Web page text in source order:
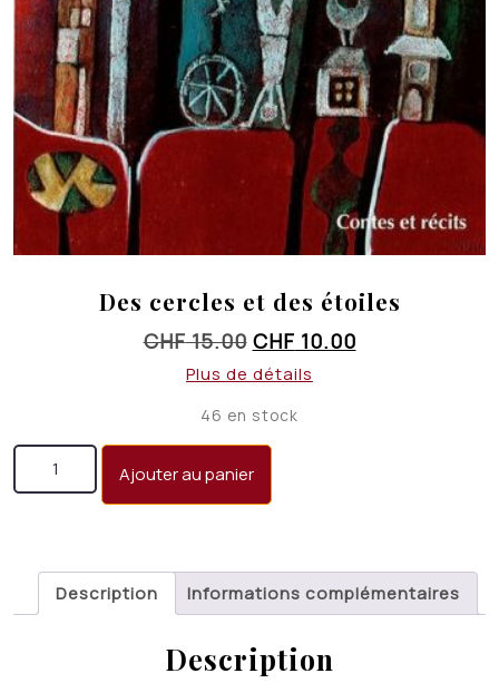
Des cercles et des étoiles
CHF15.00 Le
prix
était :
CHF 10.00Le
Plus de détails
46 en stock
quantité de Des cercles et des étoiles
Ajouter au panier
Description Informations complémentaires
Description